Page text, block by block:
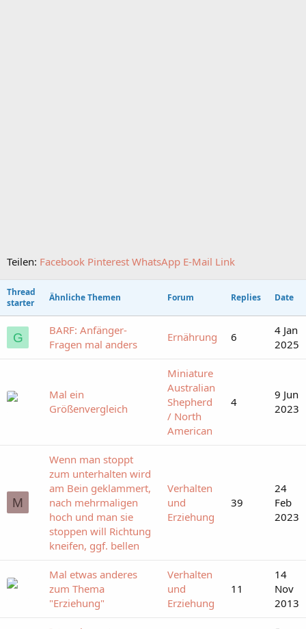
Teilen: Facebook Pinterest WhatsApp E-Mail Link
Thread
starter
Ähnliche Themen Forum Replies Date
G
BARF: Anfänger-
Fragen mal anders
Ernährung 6
4 Jan
2025
Mal ein
Größenvergleich
Miniature
Australian
Shepherd
/ North
American
4
9 Jun
2023
M
Wenn man stoppt
zum unterhalten wird
am Bein geklammert,
nach mehrmaligen
hoch und man sie
stoppen will Richtung
kneifen, ggf. bellen
Verhalten
und
Erziehung
39
24
Feb
2023
Mal etwas anderes
zum Thema
"Erziehung"
Verhalten
und
Erziehung
11
14
Nov
2013